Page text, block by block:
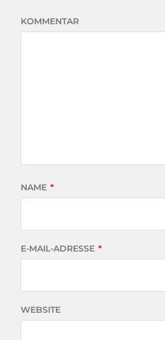
KOMMENTAR
NAME *
E-MAIL-ADRESSE *
WEBSITE